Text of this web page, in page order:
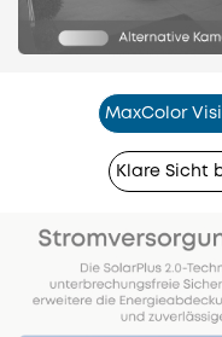
MaxColor
Klare Sicht